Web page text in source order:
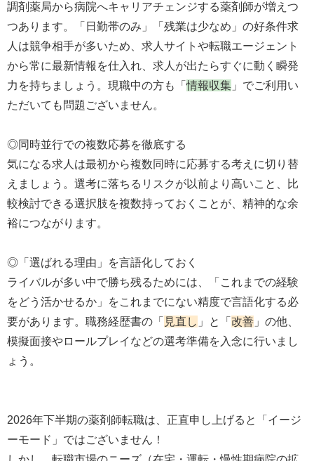
調剤薬局から病院へキャリアチェンジする薬剤師が増えつ
つあります。「日勤帯のみ」「残業は少なめ」の好条件求
人は競争相手が多いため、求人サイトや転職エージェント
から常に最新情報を仕入れ、求人が出たらすぐに動く瞬発
力を持ちましょう。現職中の方も「情報収集 」でご利用い
ただいても問題ございません。
◎同時並行での複数応募を徹底する
気になる求人は最初から複数同時に応募する考えに切り替
えましょう。選考に落ちるリスクが以前より高いこと、比
較検討できる選択肢を複数持っておくことが、精神的な余
裕につながります。
◎「選ばれる理由」を言語化しておく
ライバルが多い中で勝ち残るためには、「これまでの経験
をどう活かせるか」をこれまでにない精度で言語化する必
要があります。職務経歴書の「 見直し 」と「 改善 」の他、
模擬面接やロールプレイなどの選考準備を入念に行いまし
ょう。
2026年下半期の薬剤師転職は、正直申し上げると「イージ
ーモード」ではございません！